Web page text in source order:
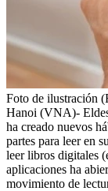
Foto de ilustración
Hanoi (VNA)-
ha creado nuevos
partes para leer en
leer libros digitales
aplicaciones ha
movimiento de